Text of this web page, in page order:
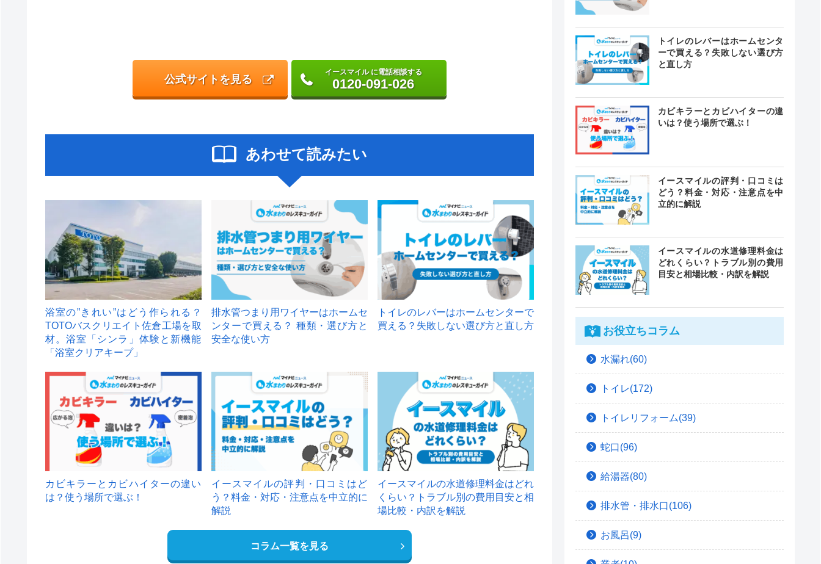
公式サイトを見る
イースマイル に電話相談する
0120-091-026
あわせて読みたい
浴室の”きれい”はどう作られる？
TOTOバスクリエイト佐倉工場を取
材。浴室「シンラ」体験と新機能
「浴室クリアキープ」
排水管つまり用ワイヤーはホームセ
ンターで買える？ 種類・選び方と
安全な使い方
トイレのレバーはホームセンターで
買える？失敗しない選び方と直し方
カビキラーとカビハイターの違い
は？使う場所で選ぶ！
イースマイルの評判・口コミはど
う？料金・対応・注意点を中立的に
解説
イースマイルの水道修理料金はどれ
くらい？トラブル別の費用目安と相
場比較・内訳を解説
コラム一覧を見る
トイレのレバーはホームセンタ
ーで買える？失敗しない選び方
と直し方
カビキラーとカビハイターの違
いは？使う場所で選ぶ！
イースマイルの評判・口コミは
どう？料金・対応・注意点を中
立的に解説
イースマイルの水道修理料金は
どれくらい？トラブル別の費用
目安と相場比較・内訳を解説
お役立ちコラム
水漏れ(60)
トイレ(172)
トイレリフォーム(39)
蛇口(96)
給湯器(80)
排水管・排水口(106)
お風呂(9)